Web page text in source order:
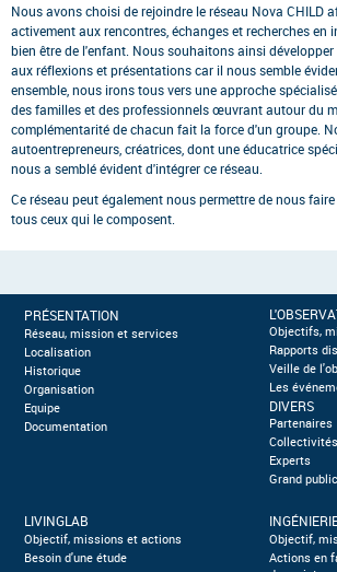
Nous avons choisi de rejoindre le réseau Nova CHILD
activement aux rencontres, échanges et recherches en
bien être de l'enfant. Nous souhaitons ainsi
aux réflexions et présentations car il nous semble
ensemble, nous irons tous vers une approche
des familles et des professionnels œuvrant autour du
complémentarité de chacun fait la force d'un groupe.
autoentrepreneurs, créatrices, dont une éducatrice
nous a semblé évident d'intégrer ce réseau.
Ce réseau peut également nous permettre de nous
tous ceux qui le composent.
PRÉSENTATION
Réseau, mission et services
Localisation
Historique
Organisation
Equipe
Documentation
Objectifs,
Rapports
Veille de
Les
DIVERS
Partenaires
Collectivités
Experts
Grand public
LIVINGLAB
Objectif, missions et actions
Besoin d'une étude
Objectif,
Actions en